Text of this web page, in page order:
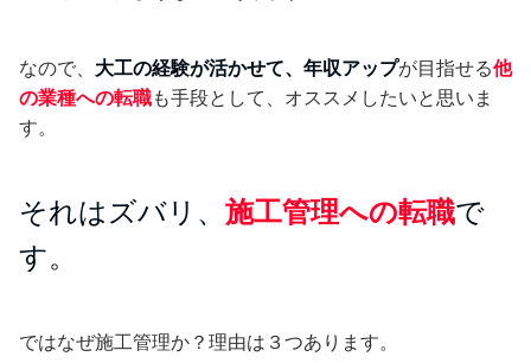
なので、 大工の経験が活かせて、年収アップが目指せる他
の業種への転職も手段として、オススメしたいと思いま
す。
それはズバリ、 施工管理への転職で
す。
ではなぜ施工管理か？理由は３つあります。